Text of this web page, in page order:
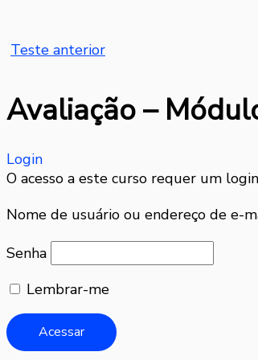
Teste anterior
Avaliação –
Login
O acesso a este curso requer um
Nome de usuário ou endereço de e-
Senha
Lembrar-me